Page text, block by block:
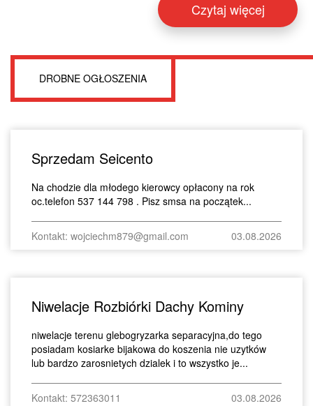
Czytaj więcej
DROBNE OGŁOSZENIA
Sprzedam Seicento
Na chodzie dla młodego kierowcy opłacony na rok
oc.telefon 537 144 798 . Pisz smsa na początek...
Kontakt: wojciechm879@gmail.com 03.08.2026
Niwelacje Rozbiórki Dachy Kominy
niwelacje terenu glebogryzarka separacyjna,do tego
posiadam kosiarke bijakowa do koszenia nie uzytków
lub bardzo zarosnietych dzialek i to wszystko je...
Kontakt: 572363011 03.08.2026